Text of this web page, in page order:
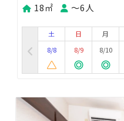
18㎡
〜6人
土
8/8
日
8/9
月
8/10